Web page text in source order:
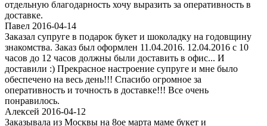
отдельную благодарность хочу выразить за оперативность в
доставке.
Павел 2016-04-14
Заказал супруге в подарок букет и шоколадку на годовщину
знакомства. Заказ был оформлен 11.04.2016. 12.04.2016 с 10
часов до 12 часов должны были доставить в офис... И
доставили :) Прекрасное настроение супруге и мне было
обеспечено на весь день!!! Спасибо огромное за
оперативность и точность в доставке!!! Все очень
понравилось.
Алексей 2016-04-12
Заказывала из Москвы на 8ое марта маме букет и